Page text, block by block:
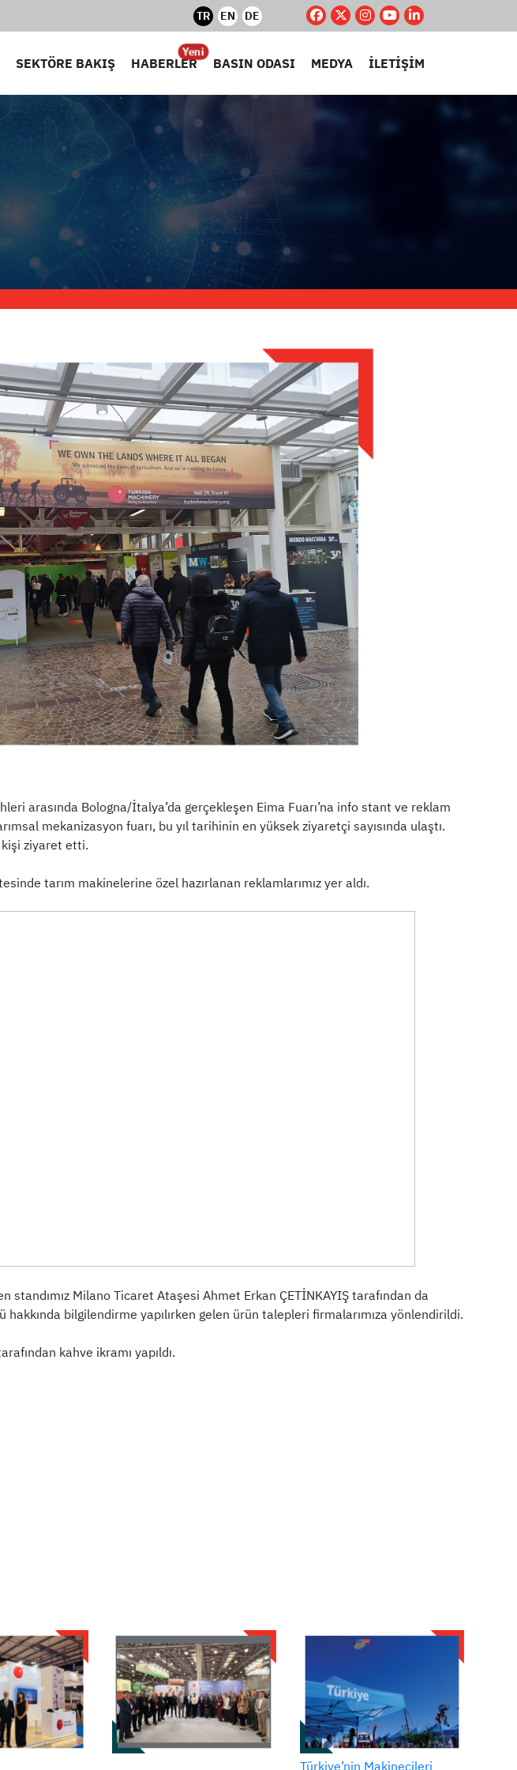
TR EN DE
SEKTÖRE BAKIŞ
Yeni
HABERLER BASIN ODASI MEDYA İLETİŞİM
arasında Bologna/İtalya’da gerçekleşen Eima Fuarı’na info stant ve reklam
mekanizasyon fuarı, bu yıl tarihinin en yüksek ziyaretçi sayısında ulaştı.
ziyaret etti.
tarım makinelerine özel hazırlanan reklamlarımız yer aldı.
Milano Ticaret Ataşesi Ahmet Erkan ÇETİNKAYIŞ tarafından da
bilgilendirme yapılırken gelen ürün talepleri firmalarımıza yönlendirildi.
kahve ikramı yapıldı.
Türkiye’nin Makinecileri